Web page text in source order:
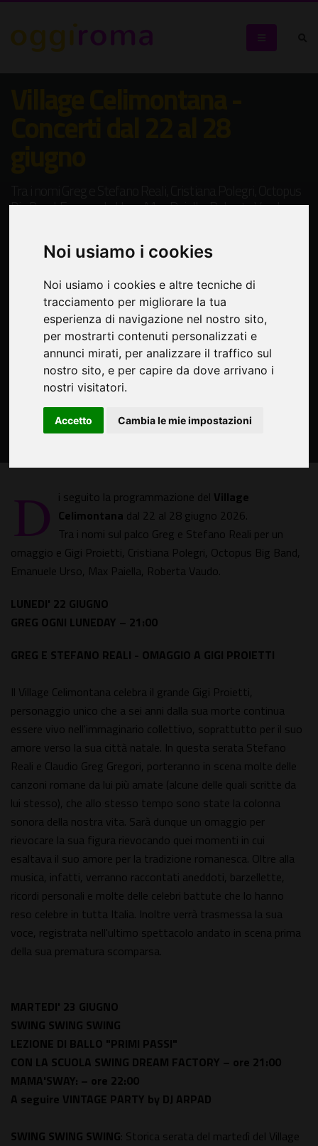
Noi usiamo i cookies
Noi usiamo i cookies e altre tecniche di
tracciamento per migliorare la tua
esperienza di navigazione nel nostro sito,
per mostrarti contenuti personalizzati e
annunci mirati, per analizzare il traffico sul
nostro sito, e per capire da dove arrivano i
nostri visitatori.
Accetto Cambia le mie impostazioni
Big Band, Emanuele Urso, Max Paiella, Roberta Vaudo
D i seguito la programmazione del Village
Celimontana dal 22 al 28 giugno 2026.
Tra i nomi sul palco Greg e Stefano Reali per un
omaggio e Gigi Proietti, Cristiana Polegri, Octopus Big Band,
Emanuele Urso, Max Paiella, Roberta Vaudo.
LUNEDI' 22 GIUGNO
GREG OGNI LUNEDAY – 21:00
GREG E STEFANO REALI - OMAGGIO A GIGI PROIETTI
Il Village Celimontana celebra il grande Gigi Proietti,
personaggio unico che a sei anni dalla sua morte continua
essere vivo nell'immaginario collettivo, soprattutto per il suo
amore verso la sua città natale. In questa serata Stefano
Reali e Claudio Greg Gregori, porteranno in scena molte delle
canzoni romane da lui più amate (alcune delle quali scritte da
lui stesso), che allo stesso tempo sono state la colonna
sonora della nostra vita. Sarà dunque un omaggio per
rievocare la sua figura rievocando quei momenti in cui
esaltava il suo amore per la tradizione romanesca. Oltre alla
musica, infatti, verranno raccontati aneddoti, barzellette,
ricordi personali e molte delle celebri battute che lo hanno
reso celebre in tutta Italia. Inoltre verrà trasmessa la sua
voce, registrata nell'ultimo spettacolo andato in scena prima
della sua prematura scomparsa.
MARTEDI' 23 GIUGNO
SWING SWING SWING
LEZIONE DI BALLO "PRIMI PASSI"
CON LA SCUOLA SWING DREAM FACTORY – ore 21:00
MAMA'SWAY: – ore 22:00
A seguire VINTAGE PARTY by DJ ARPAD
SWING SWING SWING: Storica serata del martedì del Village